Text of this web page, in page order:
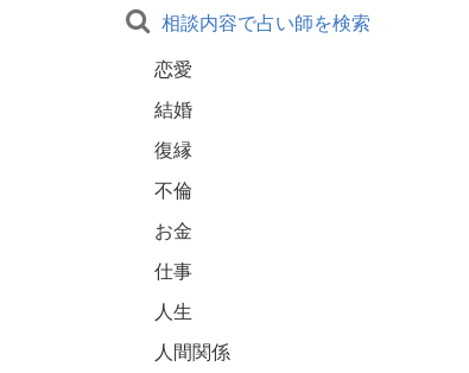
相談内容で占い師を検索
恋愛
結婚
復縁
不倫
お金
仕事
人生
人間関係